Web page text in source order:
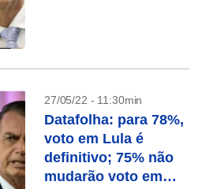
27/05/22 - 11:30min
Datafolha: para 78%,
voto em Lula é
definitivo; 75% não
mudarão voto em